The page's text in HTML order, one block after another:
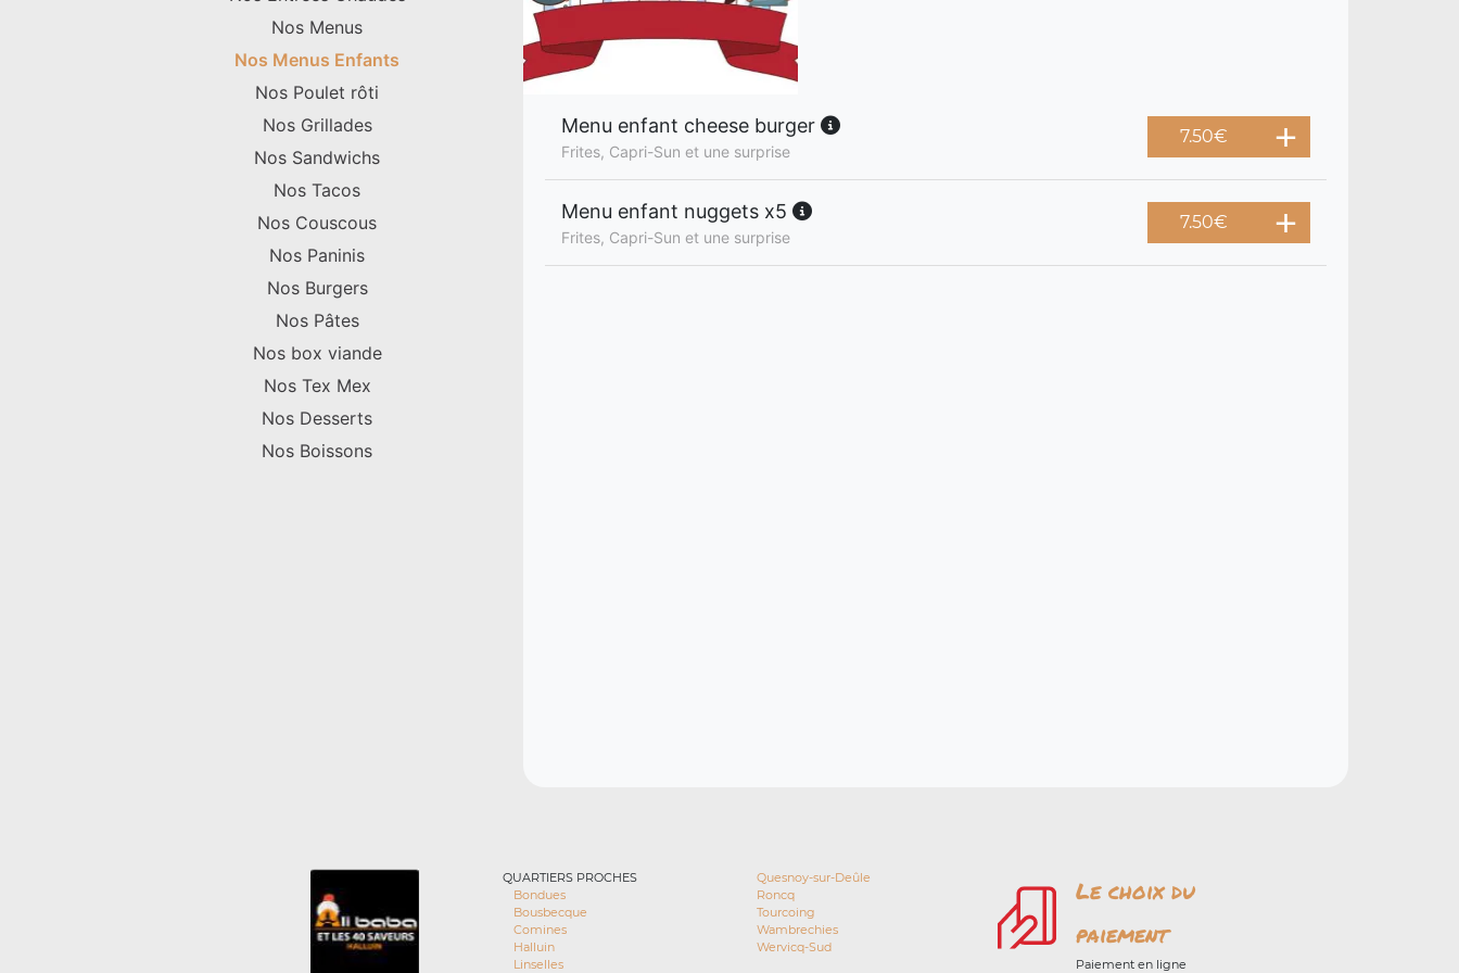
Nos Menus
Nos Menus Enfants
Nos Poulet rôti
Nos Grillades
Nos Sandwichs
Nos Tacos
Nos Couscous
Nos Paninis
Nos Burgers
Nos Pâtes
Nos box viande
Nos Tex Mex
Nos Desserts
Nos Boissons
Menu enfant cheese burger
Frites, Capri-Sun et une surprise
7.50€
Menu enfant nuggets x5
Frites, Capri-Sun et une surprise
7.50€
QUARTIERS PROCHES
Bondues
Bousbecque
Comines
Halluin
Linselles
Quesnoy-sur-Deûle
Roncq
Tourcoing
Wambrechies
Wervicq-Sud
Le choix du
paiement
Paiement en ligne